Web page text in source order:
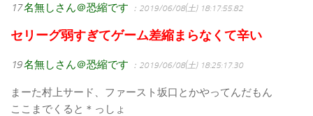
17名無しさん＠恐縮です ：2019/06/08(土) 18:17:55.82
セリーグ弱すぎてゲーム差縮まらなくて辛い
19名無しさん＠恐縮です ：2019/06/08(土) 18:25:17.30
まーた村上サード、ファースト坂口とかやってんだもん
ここまでくると＊っしょ